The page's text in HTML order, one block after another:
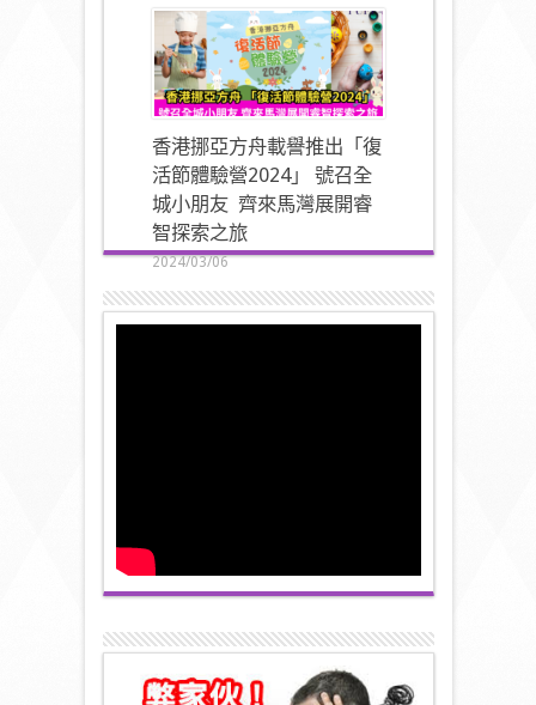
香港挪亞方舟載譽推出「復
活節體驗營2024」 號召全
城小朋友 齊來馬灣展開睿
智探索之旅
2024/03/06